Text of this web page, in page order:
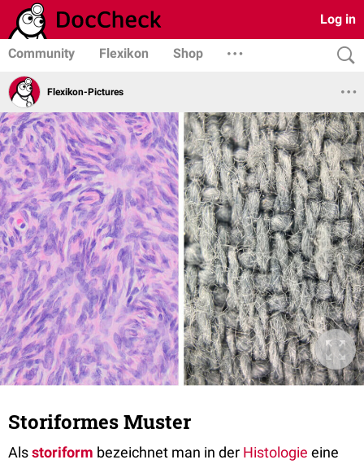
Log in
Community Flexikon Shop
Flexikon-Pictures
Storiformes Muster
Alsstoriform bezeichnet man in der Histologie eine